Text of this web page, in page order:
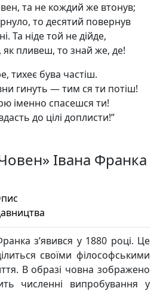
та не кождий же втонув;
то десятий повернув
Та ніде той не дійде,
як пливеш, то знай же, де!
тихеє бува частіш.
гинуть — тим ся ти потіш!
іменно спасешся ти!
до цілі доплисти!”
Івана Франка
з’явився у 1880 році. Це
своїми філософськими
В образі човна зображено
численні випробування у